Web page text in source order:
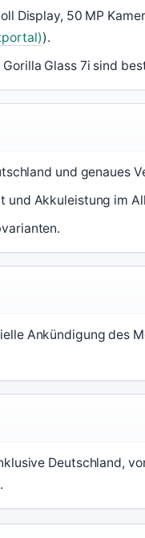
Display, 50 MP
).
Glass 7i sind
und genaues
und Akkuleistung im
Ankündigung des
Deutschland,